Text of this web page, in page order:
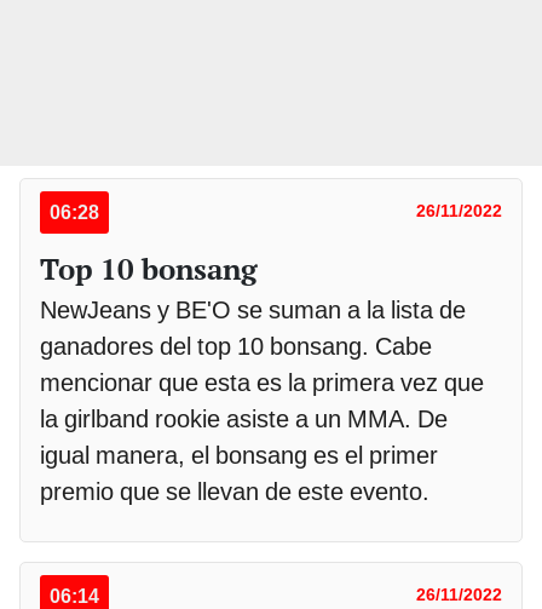
06:28 26/11/2022
Top 10 bonsang
NewJeans y BE'O se suman a la lista de
ganadores del top 10 bonsang. Cabe
mencionar que esta es la primera vez que
la girlband rookie asiste a un MMA. De
igual manera, el bonsang es el primer
premio que se llevan de este evento.
06:14 26/11/2022